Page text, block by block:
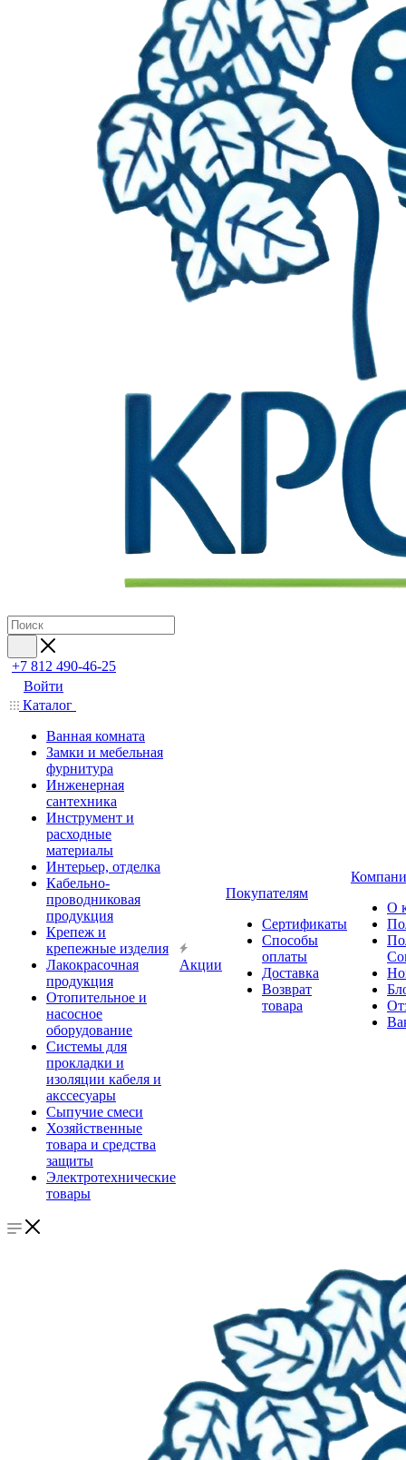
+7 812 490-46-25
Войти
Каталог
Ванная комната
Замки и мебельная
фурнитура
Инженерная
сантехника
Инструмент и
расходные
материалы
Интерьер, отделка
Кабельно-
проводниковая
продукция
Крепеж и
крепежные изделия
Лакокрасочная
продукция
Отопительное и
насосное
оборудование
Системы для
прокладки и
изоляции кабеля и
акссесуары
Сыпучие смеси
Хозяйственные
товара и средства
защиты
Электротехнические
товары
Акции
Покупателям
Сертификаты
Способы
оплаты
Доставка
Возврат
товара
О